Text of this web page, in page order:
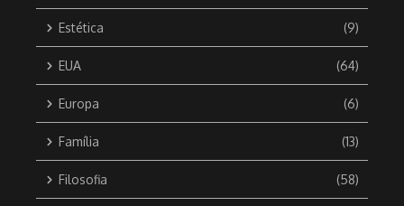
Estética (9)
EUA (64)
Europa (6)
Família (13)
Filosofia (58)